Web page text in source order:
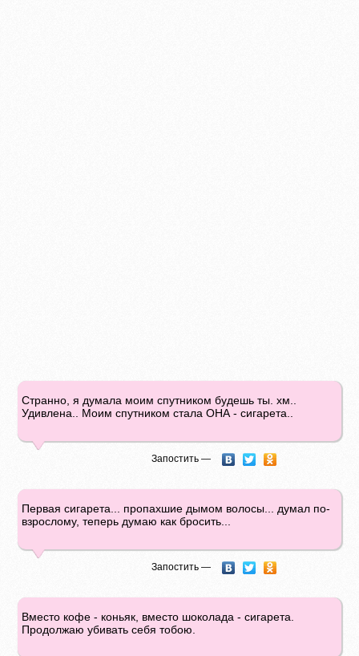
Странно, я думала моим спутником будешь ты. хм..
Удивлена.. Моим спутником стала ОНА - сигарета..
Запостить —
Первая сигарета... пропахшие дымом волосы... думал по-
взрослому, теперь думаю как бросить...
Запостить —
Вместо кофе - коньяк, вместо шоколада - сигарета.
Продолжаю убивать себя тобою.